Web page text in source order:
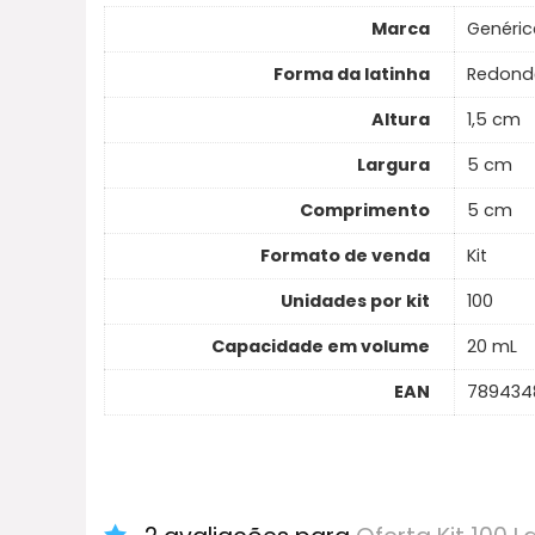
Marca
Forma da latinha
Altura
1,5 cm
Largura
5 cm
Comprimento
5 cm
Formato de venda
Kit
Unidades por kit
100
Capacidade em volume
20 mL
EAN